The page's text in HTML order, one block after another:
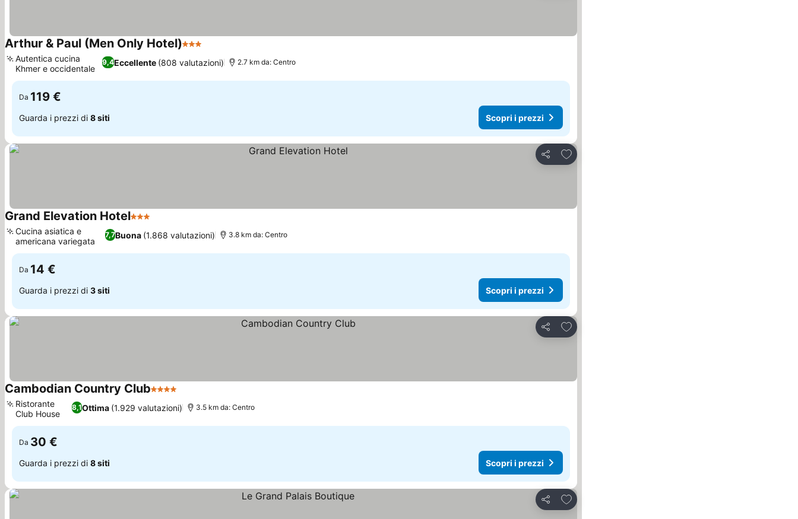
Arthur & Paul (Men Only Hotel)3 Stelle
9,4Eccellente (808 valutazioni)
Autentica cucina
Khmer e occidentale
2.7 km da: Centro
Da 119 €
Guarda i prezzi di 8 siti Scopri i prezzi
Condividi
Aggiungi ai preferiti
Grand Elevation Hotel3 Stelle
7,7Buona (1.868 valutazioni)
Cucina asiatica e
americana variegata
3.8 km da: Centro
Da 14 €
Guarda i prezzi di 3 siti Scopri i prezzi
Condividi
Aggiungi ai preferiti
Cambodian Country Club4 Stelle
8,1Ottima (1.929 valutazioni)
Ristorante
Club House
3.5 km da: Centro
Da 30 €
Guarda i prezzi di 8 siti Scopri i prezzi
Condividi
Aggiungi ai preferiti